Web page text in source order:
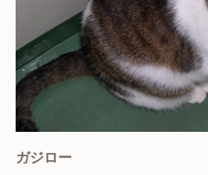
ガジロー